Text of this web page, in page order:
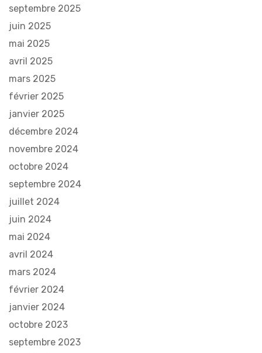
septembre 2025
juin 2025
mai 2025
avril 2025
mars 2025
février 2025
janvier 2025
décembre 2024
novembre 2024
octobre 2024
septembre 2024
juillet 2024
juin 2024
mai 2024
avril 2024
mars 2024
février 2024
janvier 2024
octobre 2023
septembre 2023